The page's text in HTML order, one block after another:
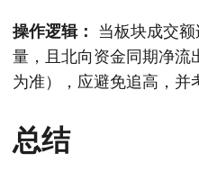
操作逻辑：
当板块成交
量，且北向资金同期净流
为准），应避免追高，并
总结